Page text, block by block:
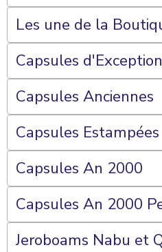
Les une de la
Capsules d'Exception
Capsules Anciennes
Capsules Estampées
Capsules An 2000
Capsules An 2000
Jeroboams Nabu et